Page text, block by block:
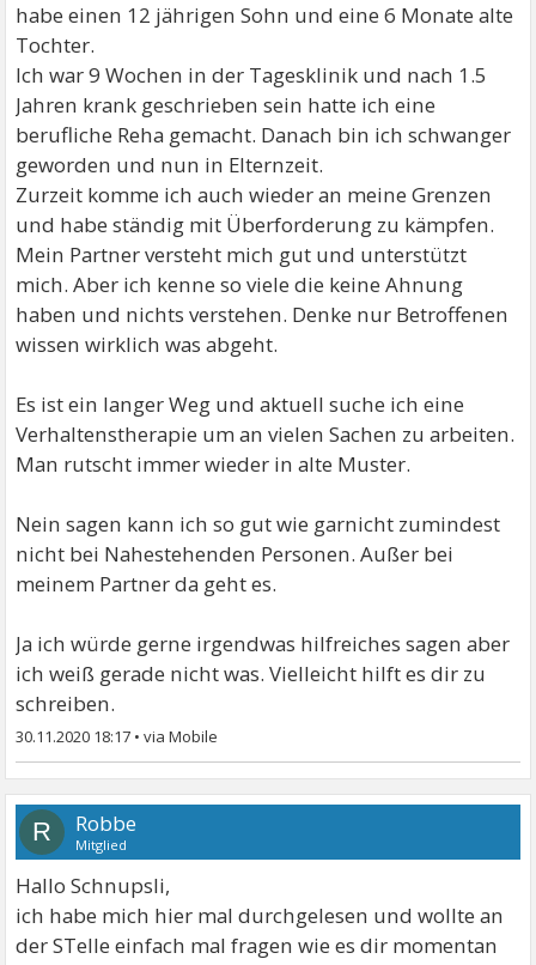
habe einen 12 jährigen Sohn und eine 6 Monate alte
Tochter.
Ich war 9 Wochen in der Tagesklinik und nach 1.5
Jahren krank geschrieben sein hatte ich eine
berufliche Reha gemacht. Danach bin ich schwanger
geworden und nun in Elternzeit.
Zurzeit komme ich auch wieder an meine Grenzen
und habe ständig mit Überforderung zu kämpfen.
Mein Partner versteht mich gut und unterstützt
mich. Aber ich kenne so viele die keine Ahnung
haben und nichts verstehen. Denke nur Betroffenen
wissen wirklich was abgeht.
Es ist ein langer Weg und aktuell suche ich eine
Verhaltenstherapie um an vielen Sachen zu arbeiten.
Man rutscht immer wieder in alte Muster.
Nein sagen kann ich so gut wie garnicht zumindest
nicht bei Nahestehenden Personen. Außer bei
meinem Partner da geht es.
Ja ich würde gerne irgendwas hilfreiches sagen aber
ich weiß gerade nicht was. Vielleicht hilft es dir zu
schreiben.
30.11.2020 18:17 •
R Robbe
Mitglied
Hallo Schnupsli,
ich habe mich hier mal durchgelesen und wollte an
der STelle einfach mal fragen wie es dir momentan